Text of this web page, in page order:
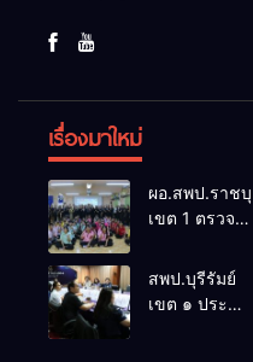
เรื่องมาใหม่
ผอ.สพป.ราชบุรี
เขต 1 ตรวจ
สพฐ.
สร้างสรรค์ปัน
สพป.บุรีรัมย์
เขต ๑ ประชุม